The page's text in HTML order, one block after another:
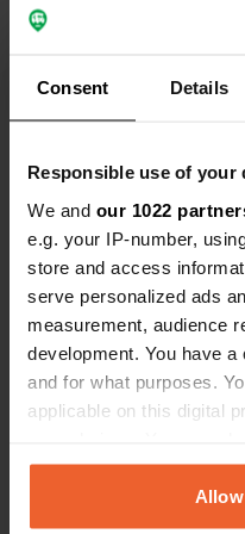
Consent Details
Responsible use of your
We and our 1022
e.g. your IP-number,
store and access
serve personalized ads
measurement, audience
development. You have
and for what purposes.
applicable on this digital
any time from the
the Privacy trigger icon.
douche chaude
les choses. On a beau
toujours froide ou
Curieusement, l'eau
vaisselle est bien
donc d'un simple
problème a été
Es-tu
Contact
Emplacement
Place du Château 4